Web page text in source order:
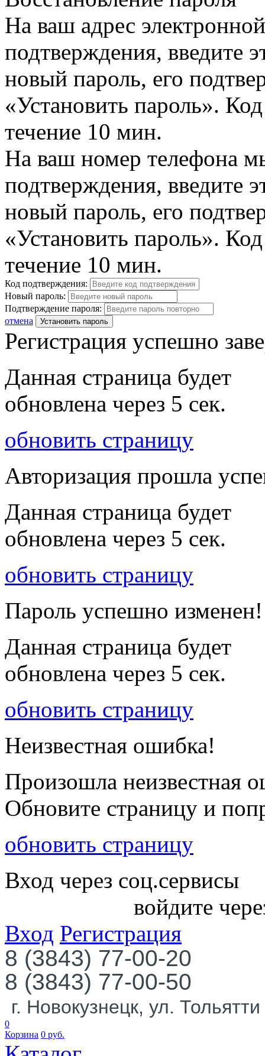
На ваш адрес
подтверждения, введите
новый пароль, его
«Установить пароль».
течение 10 мин.
На ваш номер телефона
подтверждения, введите
новый пароль, его
«Установить пароль».
течение 10 мин.
Код подтверждения:
Новый пароль:
Подтверждение пароля:
отмена
Установить пароль
Регистрация успешно
Данная страница будет
обновлена через 5 сек.
обновить страницу
Авторизация прошла
Данная страница будет
обновлена через 5 сек.
обновить страницу
Пароль успешно изменен!
Данная страница будет
обновлена через 5 сек.
обновить страницу
Неизвестная ошибка!
Произошла неизвестная
Обновите страницу и
обновить страницу
Вход через соц.сервисы
войдите
Вход Регистрация
8 (3843) 77-00-20
8 (3843) 77-00-50
г. Новокузнецк, ул.
0
Корзина 0 руб.